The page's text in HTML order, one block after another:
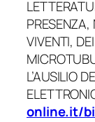
PRESENZA,
VIVENTI,
L’AUSILIO
online.it/